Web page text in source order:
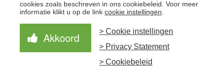
cookies zoals beschreven in ons cookiebeleid. Voor meer
informatie klikt u op de link cookie instellingen
Akkoord
> Cookie instellingen
> Privacy Statement
> Cookiebeleid
Waardegedreven zorg
aanpak
Samen Beter
Nieuws
Schrijf je in voor onze nieuwsbrief en ontvang het
laatste nieuws!
Aanmelden nieuwsbrief